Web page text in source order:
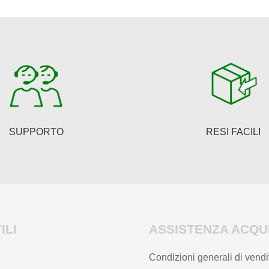
SUPPORTO RESI FACILI
ASSISTENZA
Condizioni generali di